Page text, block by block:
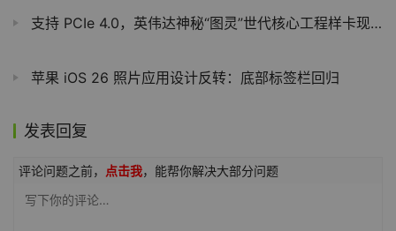
支持 PCIe 4.0，英伟达神秘“图灵”世代核心工程样卡现身
苹果 iOS 26 照片应用设计反转：底部标签栏回归
发表回复
评论问题之前， 点击我，能帮你解决大部分问题